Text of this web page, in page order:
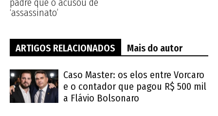
padre que o acusou de
‘assassinato’
ARTIGOS RELACIONADOS Mais do autor
Caso Master: os elos entre Vorcaro
e o contador que pagou R$ 500 mil
a Flávio Bolsonaro